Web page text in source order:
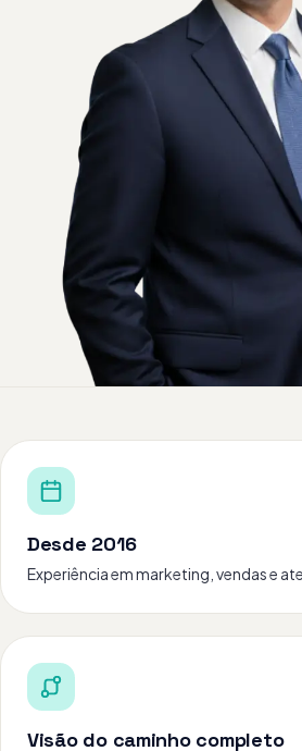
Desde 2016
Experiência em marketing, vendas e
Visão do caminho completo